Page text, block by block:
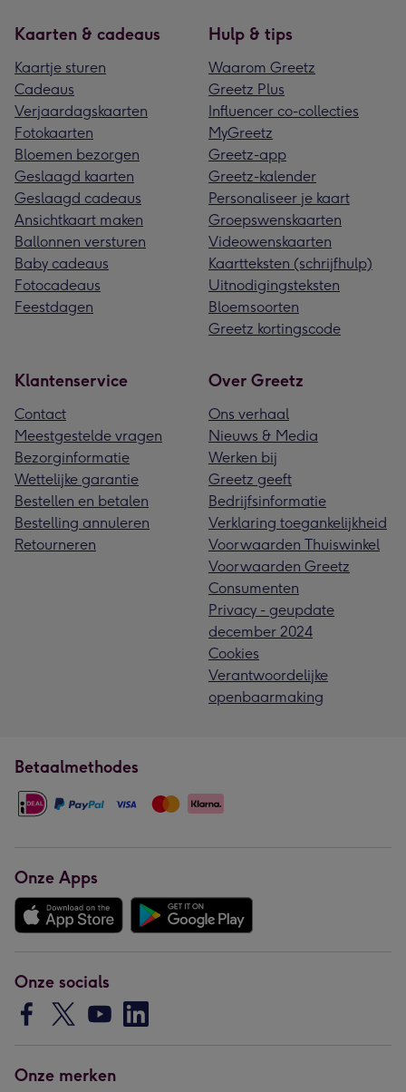
Kaarten & cadeaus
Kaartje sturen
Cadeaus
Verjaardagskaarten
Fotokaarten
Bloemen bezorgen
Geslaagd kaarten
Geslaagd cadeaus
Ansichtkaart maken
Ballonnen versturen
Baby cadeaus
Fotocadeaus
Feestdagen
Hulp & tips
Waarom Greetz
Greetz Plus
Influencer co-collecties
MyGreetz
Greetz-app
Greetz-kalender
Personaliseer je kaart
Groepswenskaarten
Videowenskaarten
Kaartteksten (schrijfhulp)
Uitnodigingsteksten
Bloemsoorten
Greetz kortingscode
Klantenservice
Contact
Meestgestelde vragen
Bezorginformatie
Wettelijke garantie
Bestellen en betalen
Bestelling annuleren
Retourneren
Over Greetz
Ons verhaal
Nieuws & Media
Werken bij
Greetz geeft
Bedrijfsinformatie
Verklaring toegankelijkheid
Voorwaarden Thuiswinkel
Voorwaarden Greetz
Consumenten
Privacy - geupdate
december 2024
Cookies
Verantwoordelijke
openbaarmaking
Betaalmethodes
Onze Apps
Onze socials
Onze merken